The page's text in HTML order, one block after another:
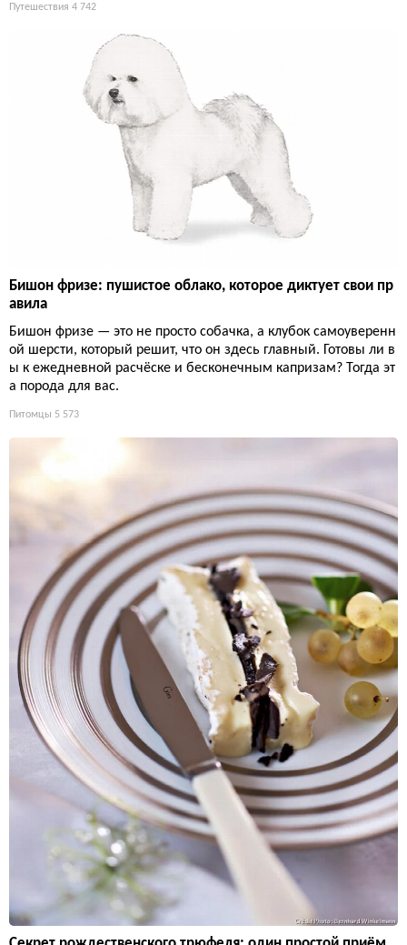
Путешествия 4 742
Бишон фризе: пушистое облако, которое диктует свои пр
авила
Бишон фризе — это не просто собачка, а клубок самоуверенн
ой шерсти, который решит, что он здесь главный. Готовы ли в
ы к ежедневной расчёске и бесконечным капризам? Тогда эт
а порода для вас.
Питомцы 5 573